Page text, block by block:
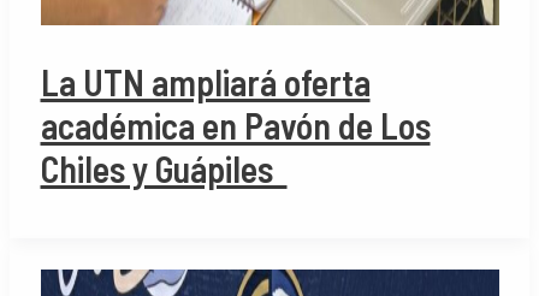
La UTN ampliará oferta
académica en Pavón de Los
Chiles y Guápiles